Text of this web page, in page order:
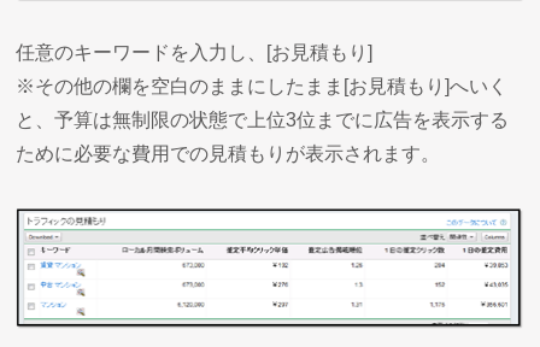
任意のキーワードを入力し、[お見積もり]
※その他の欄を空白のままにしたまま[お見積もり]へいく
と、予算は無制限の状態で上位3位までに広告を表示する
ために必要な費用での見積もりが表示されます。